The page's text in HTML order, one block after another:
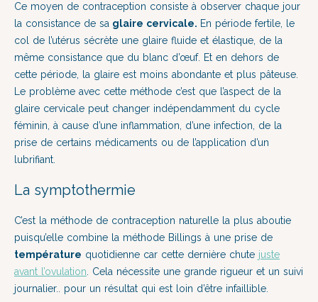
Ce moyen de contraception consiste à observer chaque jour
la consistance de sa glaire cervicale. En période fertile, le
col de l’utérus sécrète une glaire fluide et élastique, de la
même consistance que du blanc d’œuf. Et en dehors de
cette période, la glaire est moins abondante et plus pâteuse.
Le problème avec cette méthode c’est que l’aspect de la
glaire cervicale peut changer indépendamment du cycle
féminin, à cause d’une inflammation, d’une infection, de la
prise de certains médicaments ou de l’application d’un
lubrifiant.
La symptothermie
C’est la méthode de contraception naturelle la plus aboutie
puisqu’elle combine la méthode Billings à une prise de
température quotidienne car cette dernière chute juste
avant l’ovulation . Cela nécessite une grande rigueur et un suivi
journalier.. pour un résultat qui est loin d’être infaillible.